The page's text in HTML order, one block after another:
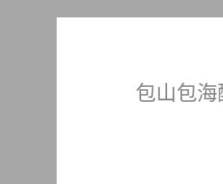
包山包